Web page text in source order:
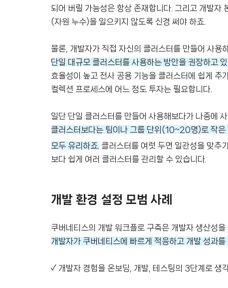
되어 버릴 가능성은 항상 존재합니다. 그리고 개발자
(자원 누수)을 일으키지 않도록 신경 써야 하죠.
물론, 개발자가 직접 자신의 클러스터를 만들어 사용
단일 대규모 클러스터를 사용하는 방안을 권장하고
효율성이 높고 전사 공용 기능을 클러스터에 쉽게 추
컬렉션 프로세스에 어느 정도 투자는 필요합니다.
일단 단일 클러스터를 만들어 사용해보다가 나중에
클러스터보다는 팀이나 그룹 단위(10~20명)로 작은
모두 유리하죠. 클러스터를 여럿 두면 일관성을 맞추
보다 쉽게 여러 클러스터를 관리할 수 있습니다.
개발 환경 설정 모범 사례
쿠버네티스의 개발 워크플로 구축은 개발자 생산성
개발자가 쿠버네티스에 빠르게 적응하고 개발 성과
✓ 개발자 경험을 온보딩, 개발, 테스팅의 3단계로 생